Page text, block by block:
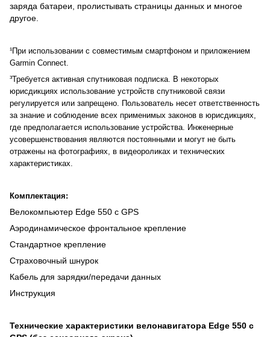
заряда батареи, пролистывать страницы данных и многое
другое.
¹При использовании с совместимым смартфоном и приложением
Garmin Connect.
³Требуется активная спутниковая подписка. В некоторых
юрисдикциях использование устройств спутниковой связи
регулируется или запрещено. Пользователь несет ответственность
за знание и соблюдение всех применимых законов в юрисдикциях,
где предполагается использование устройства. Инженерные
усовершенствования являются постоянными и могут не быть
отражены на фотографиях, в видеороликах и технических
характеристиках.
Комплектация:
Велокомпьютер Edge 550 с GPS
Аэродинамическое фронтальное крепление
Стандартное крепление
Страховочный шнурок
Кабель для зарядки/передачи данных
Инструкция
Технические характеристики велонавигатора Edge 550 с